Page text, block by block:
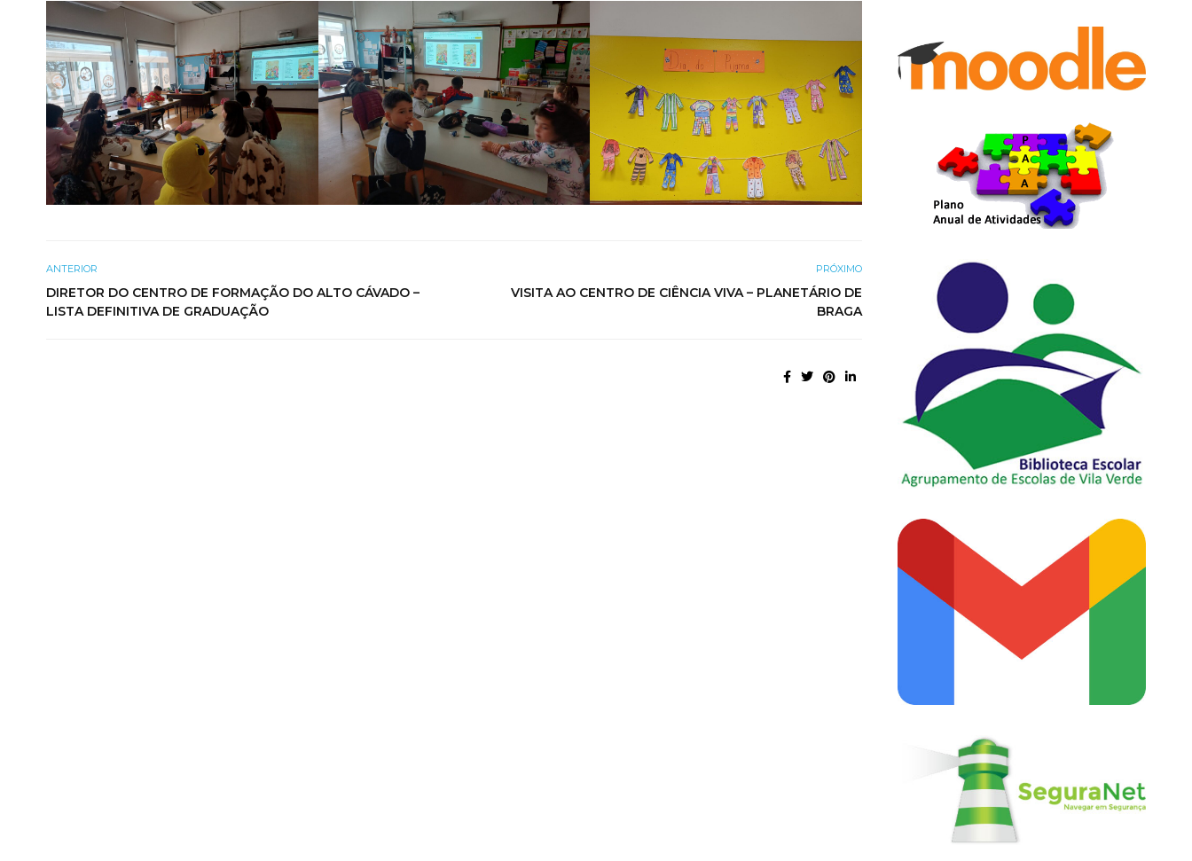
ANTERIOR
DIRETOR DO CENTRO DE FORMAÇÃO DO ALTO CÁVADO –
LISTA DEFINITIVA DE GRADUAÇÃO
PRÓXIMO
VISITA AO CENTRO DE CIÊNCIA VIVA – PLANETÁRIO DE
BRAGA